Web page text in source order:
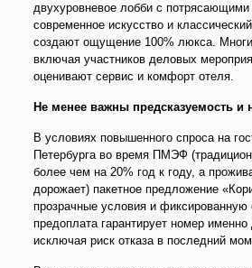
двухуровневое лобби с
современное искусство и
создают ощущение 100% люкса.
включая участников деловых
оценивают сервис и комфорт отеля.
Не менее важны предсказуемость и
В условиях повышенного спроса на
Петербурга во время ПМЭФ
более чем на 20% год к году, а
дорожает) пакетное предложение
прозрачные условия и фиксированную
предоплата гарантирует номер именно
исключая риск отказа в последний